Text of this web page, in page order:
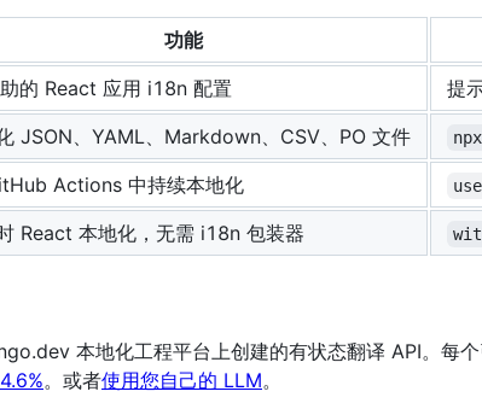
功能
的 React 应用 i18n 配置 提
JSON、YAML、Markdown、CSV、PO 文件
Actions 中持续本地化
React 本地化，无需 i18n 包装器
本地化工程平台上创建的有状态翻译 API。每
。或者使用您自己的 LLM。